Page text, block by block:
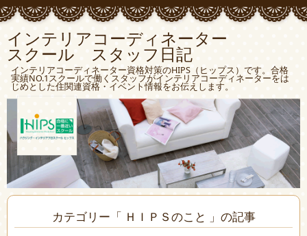
インテリアコーディネーター
スクール スタッフ日記
インテリアコーディネーター資格対策のHIPS（ヒップス）です。合格
実績NO.1スクールで働くスタッフがインテリアコーディネーターをは
じめとした住関連資格・イベント情報をお伝えします。
カテゴリー「 ＨＩＰＳのこと 」の記事